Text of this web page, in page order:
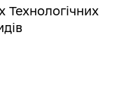
Технологічних